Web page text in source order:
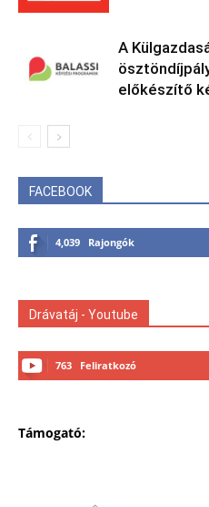
A
előkészítő
FACEBOOK
4,039 Rajongók
Drávatáj - Youtube
763 Feliratkozó
Támogató: